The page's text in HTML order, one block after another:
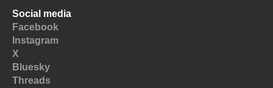
Social media
Facebook
Instagram
X
Bluesky
Threads